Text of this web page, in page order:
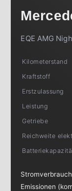
EQE AMG
Kilometerstand
Kraftstoff
Erstzulassung
Leistung
Getriebe
Reichweite
Emissionen